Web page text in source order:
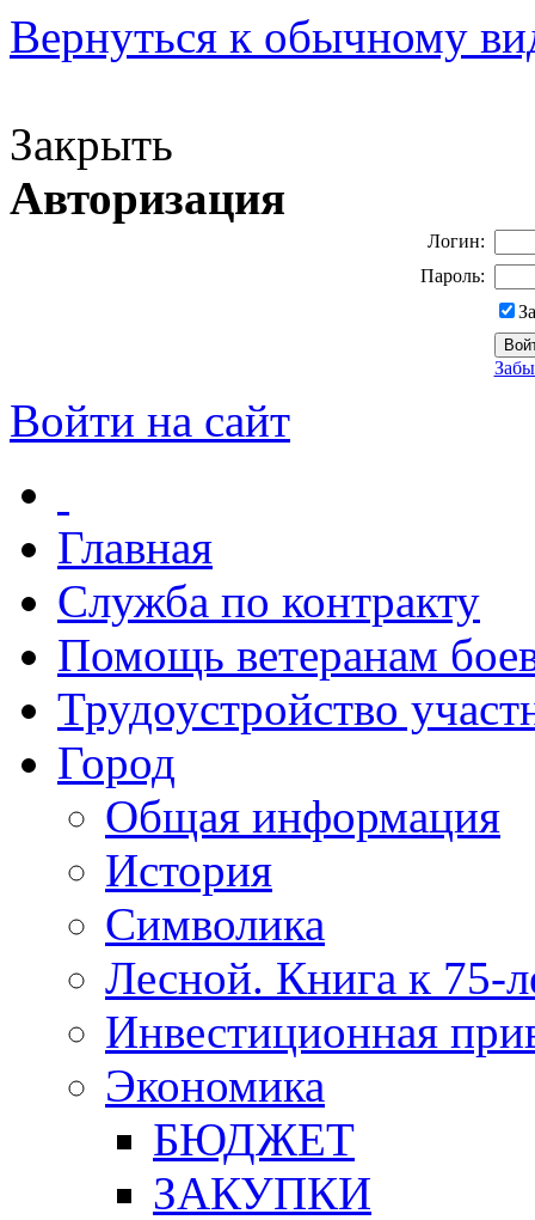
Вернуться к обычному
Закрыть
Авторизация
Логин:
Пароль:
Войти на сайт
Главная
Служба по контракту
Помощь ветеранам
Трудоустройство
Город
Общая информация
История
Символика
Лесной. Книга к 75-
Инвестиционная
Экономика
БЮДЖЕТ
ЗАКУПКИ